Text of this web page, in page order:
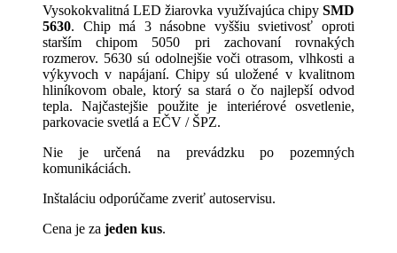
Vysokokvalitná LED žiarovka využívajúca chipy SMD
5630. Chip má 3 násobne vyššiu svietivosť oproti
starším chipom 5050 pri zachovaní rovnakých
rozmerov. 5630 sú odolnejšie voči otrasom, vlhkosti a
výkyvoch v napájaní. Chipy sú uložené v kvalitnom
hliníkovom obale, ktorý sa stará o čo najlepší odvod
tepla. Najčastejšie použite je interiérové osvetlenie,
parkovacie svetlá a EČV / ŠPZ.
Nie je určená na prevádzku po pozemných
komunikáciách.
Inštaláciu odporúčame zveriť autoservisu.
Cena je za jeden kus.